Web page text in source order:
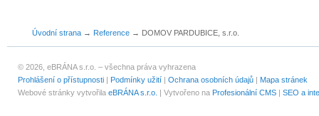
Úvodní strana → Reference → DOMOV PARDUBICE, s.r.o.
© 2026, eBRÁNA s.r.o. – všechna práva vyhrazena
Prohlášení o přístupnosti | Podmínky užití | Ochrana osobních údajů | Mapa stránek
Webové stránky vytvořila eBRÁNA s.r.o. | Vytvořeno na Profesionální CMS | SEO a